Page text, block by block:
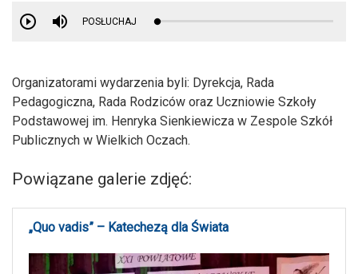
POSŁUCHAJ
Organizatorami wydarzenia byli: Dyrekcja, Rada
Pedagogiczna, Rada Rodziców oraz Uczniowie Szkoły
Podstawowej im. Henryka Sienkiewicza w Zespole Szkół
Publicznych w Wielkich Oczach.
Powiązane galerie zdjęć:
„Quo vadis” – Katechezą dla Świata